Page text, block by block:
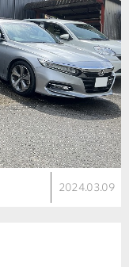
2024.03.09